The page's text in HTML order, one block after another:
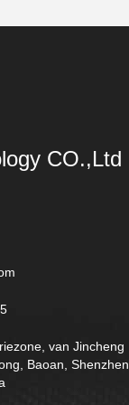
CO.,Ltd
van Jincheng
Baoan, Shenzhen.